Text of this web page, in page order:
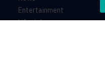
Entertainment
Lifestyle